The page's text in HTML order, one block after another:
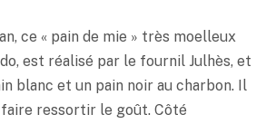
ce « pain de mie » très moelleux
est réalisé par le fournil Julhès, et
blanc et un pain noir au charbon. Il
ressortir le goût. Côté